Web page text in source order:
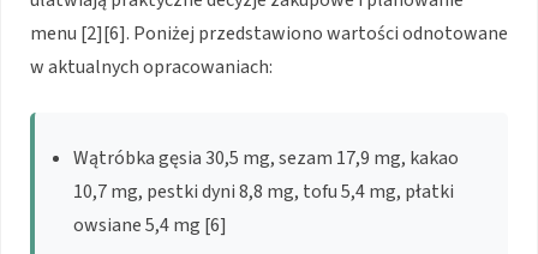
menu [2][6]. Poniżej przedstawiono wartości odnotowane
w aktualnych opracowaniach:
Wątróbka gęsia 30,5 mg, sezam 17,9 mg, kakao
10,7 mg, pestki dyni 8,8 mg, tofu 5,4 mg, płatki
owsiane 5,4 mg [6]